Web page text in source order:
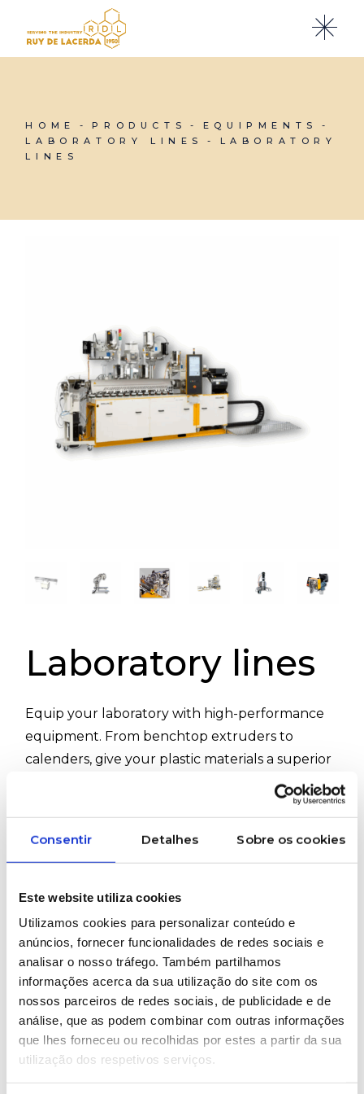
Consentir Detalhes Sobre os cookies
Este website utiliza cookies
Utilizamos cookies para personalizar conteúdo e
anúncios, fornecer funcionalidades de redes sociais e
analisar o nosso tráfego. Também partilhamos
informações acerca da sua utilização do site com os
nossos parceiros de redes sociais, de publicidade e de
análise, que as podem combinar com outras informações
que lhes forneceu ou recolhidas por estes a partir da sua
utilização dos respetivos serviços.
content
HOME PRODUCTS
EQUIPMENTS
LABORATORY LINES
LABORATORY
LINES
Laboratory lines
Equip your laboratory with high-performance
equipment. From benchtop extruders to
calenders, give your plastic materials a superior
#Mills #BlownFilm #FlatFilm #FilmStretchers
#Granulators #Multifilament #Calender
WOULD YOU LIKE MORE INFORMATION
ABOUT THIS PRODUCT?
Brands represented